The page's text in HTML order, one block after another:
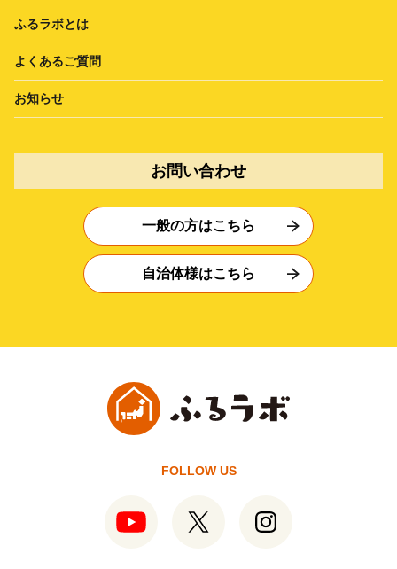
ふるラボとは
よくあるご質問
お知らせ
お問い合わせ
一般の方はこちら
自治体様はこちら
FOLLOW US